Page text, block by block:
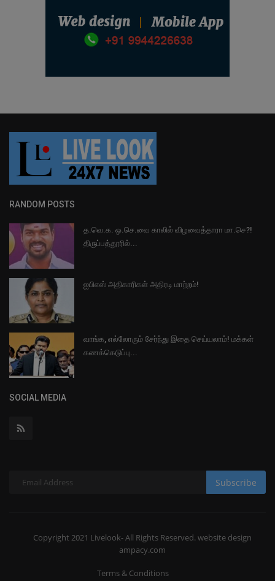
RANDOM POSTS
த.வெ.க. ஒ.செ.வை காலில் விழவைத்தாரா மா.செ?!
திருப்பத்தூரில்...
ஐபிஎஸ் அதிகாரிகள் அதிரடி மாற்றம்!
வாங்க, எல்லோரும் சேர்ந்து இதை செய்யலாம்! மக்கள்
கணக்கெடுப்பு...
SOCIAL MEDIA
Subscribe
Copyright 2021 Livelook- All Rights Reserved. website design
ampacy.com
Terms & Conditions